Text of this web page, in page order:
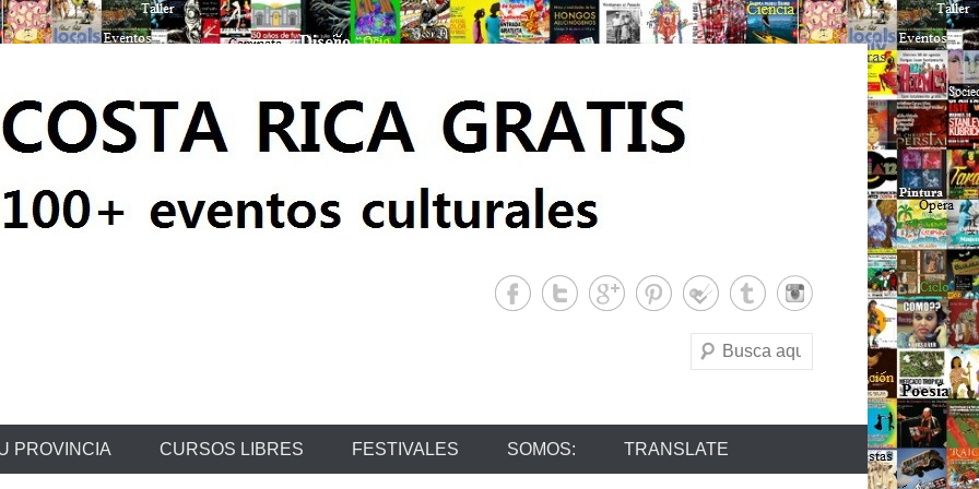
Buscar
PROVINCIA CURSOS LIBRES FESTIVALES SOMOS: TRANSLATE